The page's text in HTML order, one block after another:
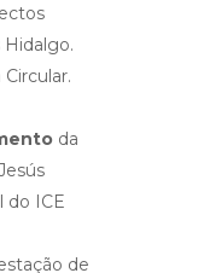
Hidalgo.
da
do ICE
de